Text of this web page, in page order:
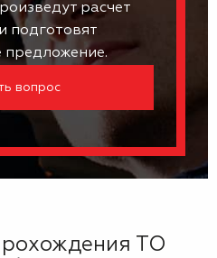
расчет
подготовят
предложение.
вопрос
ТО